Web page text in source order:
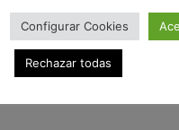
Configurar Cookies
Rechazar todas